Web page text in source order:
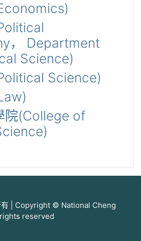
， Department
Science)
Science)
院(College of
有 | Copyright © National Cheng
reserved